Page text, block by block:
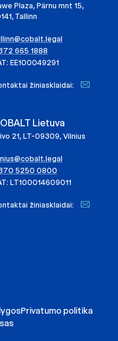
Plaza, Pärnu mnt 15,
Tallinn
665 1888
EE100049291
žiniasklaidai:
Lietuva
21, LT-09309, Vilnius
5250 0800
LT100014609011
žiniasklaidai:
Privatumo politika